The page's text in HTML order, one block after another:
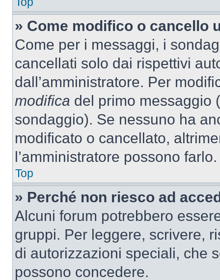
» Come modifico o cancello
Come per i messaggi, i
cancellati solo dai rispettivi
dall’amministratore. Per
modifica del primo messaggio
sondaggio). Se nessuno ha
modificato o cancellato,
l’amministratore possono farlo.
Top
» Perché non riesco ad
Alcuni forum potrebbero
gruppi. Per leggere, scrivere,
di autorizzazioni speciali, che
possono concedere.